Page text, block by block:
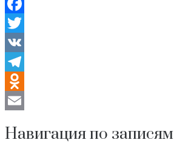
Facebook
Twitter
VK
Telegram
Odnoklassniki
Навигация по записям